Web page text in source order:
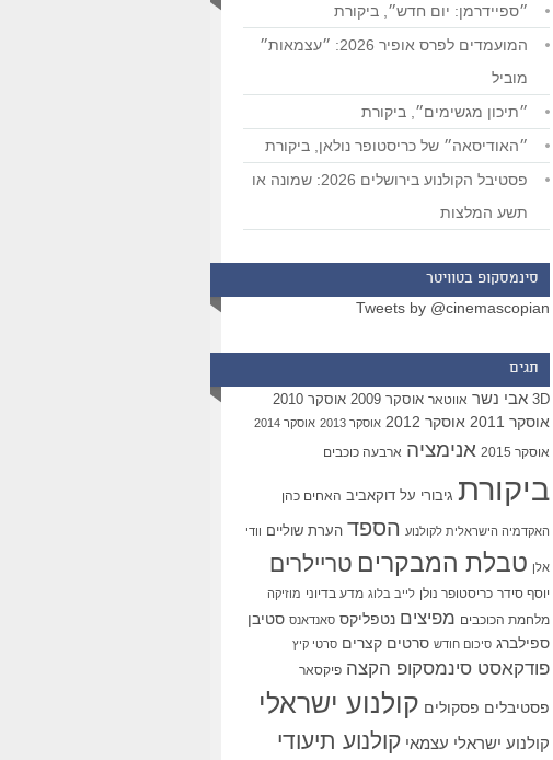
״ספיידרמן: יום חדש״, ביקורת
המועמדים לפרס אופיר 2026: ״עצמאות״
מוביל
״תיכון מגשימים״, ביקורת
״האודיסאה״ של כריסטופר נולאן, ביקורת
פסטיבל הקולנוע בירושלים 2026: שמונה או
תשע המלצות
סינמסקופ בטוויטר
Tweets by @cinemascopian
תגים
3D אבי נשר אווטאר אוסקר 2009 אוסקר 2010
אוסקר 2011 אוסקר 2012 אוסקר 2013 אוסקר 2014
אוסקר 2015 אנימציה ארבעה כוכבים
ביקורת גיבורי על דוקאביב האחים כהן
האקדמיה הישראלית לקולנוע הספד הערת שוליים וודי
אלן טבלת המבקרים טריילרים
יוסף סידר כריסטופר נולן לייב בלוג מדע בדיוני מוזיקה
מלחמת הכוכבים מפיצים נטפליקס סאנדאנס סטיבן
ספילברג סיכום חודש סרטים קצרים סרטי קיץ
פודקאסט סינמסקופ הקצה פיקסאר
פסטיבלים פסקולים קולנוע ישראלי
קולנוע ישראלי עצמאי קולנוע תיעודי